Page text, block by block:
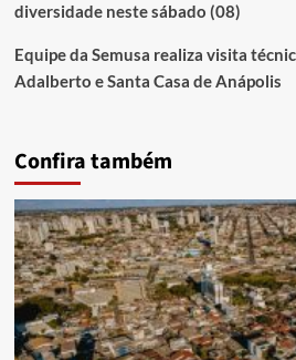
diversidade neste sábado (08)
Equipe da Semusa realiza visita
Adalberto e Santa Casa de Anápolis
Confira também